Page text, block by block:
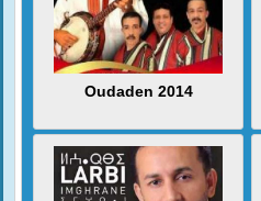
Oudaden 2014